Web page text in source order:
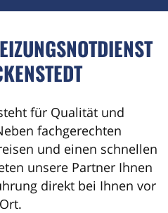
für Qualität und
fachgerechten
und einen schnellen
unsere Partner Ihnen
direkt bei Ihnen vor
Ort.